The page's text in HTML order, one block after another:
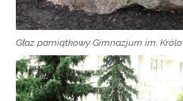
Głaz pamiątkowy Gimnazjum im.
Wyrażam zgodę na
osobowych przez ORE w
Zapisuję się